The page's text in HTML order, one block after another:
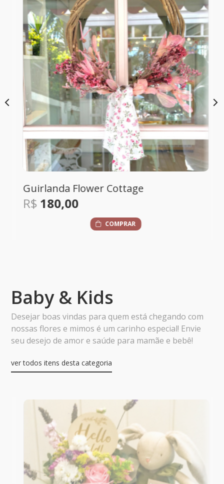
Guirlanda Flower Cottage
R$180,00
COMPRAR
Baby & Kids
Desejar boas vindas para quem está chegando com
nossas flores e mimos é um carinho especial! Envie
seu desejo de amor e saúde para mamãe e bebê!
ver todos itens desta categoria